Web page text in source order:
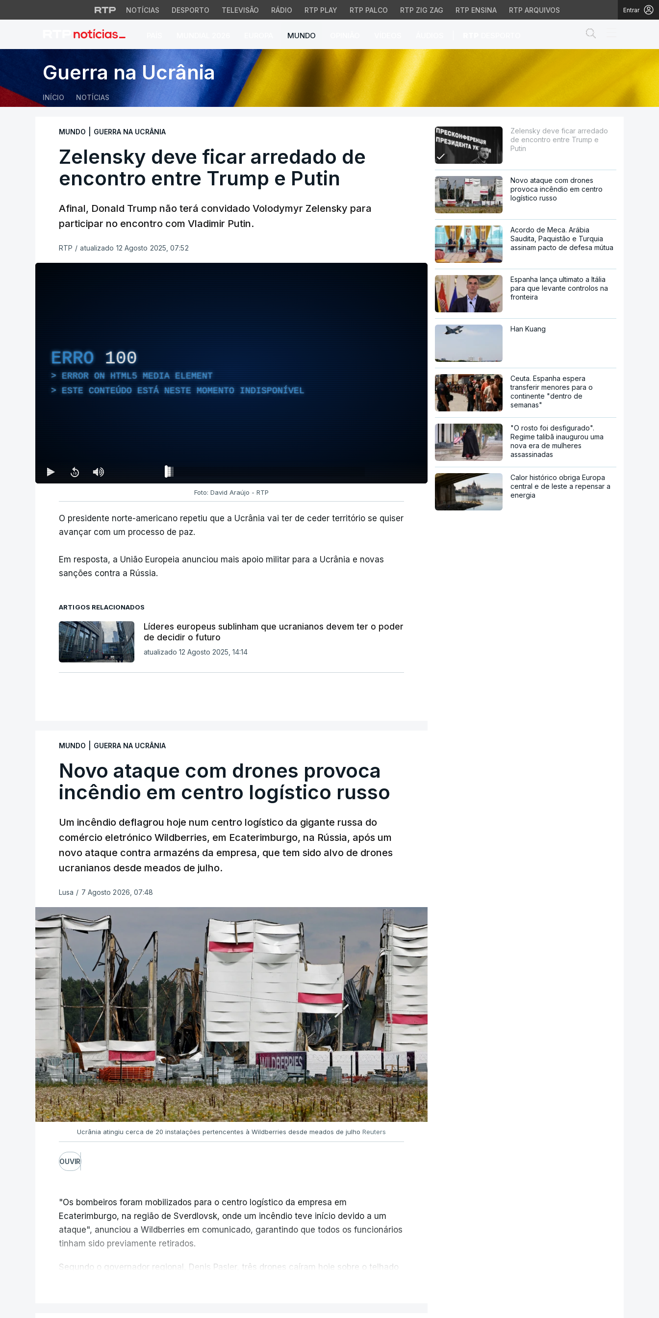
NOTÍCIAS DESPORTO TELEVISÃO RÁDIO RTP PLAY RTP PALCO RTP ZIG ZAG RTP ENSINA RTP ARQUIVOS Entrar
MUNDO
Zelensky deve ficar arredado de encontro entre Trump e Putin
Guerra na Ucrânia
INÍCIO NOTÍCIAS
MUNDO GUERRA NA UCRÂNIA
Zelensky deve ficar arredado de
encontro entre Trump e Putin
Afinal, Donald Trump não terá convidado Volodymyr Zelensky para
participar no encontro com Vladimir Putin.
RTP / atualizado 12 Agosto 2025, 07:52
ERRO 100
ERROR ON HTML5 MEDIA ELEMENT
ESTE CONTEÚDO ESTÁ NESTE MOMENTO INDISPONÍVEL
Foto: David Araújo - RTP
O presidente norte-americano repetiu que a Ucrânia vai ter de ceder território se quiser
avançar com um processo de paz.
Em resposta, a União Europeia anunciou mais apoio militar para a Ucrânia e novas
sanções contra a Rússia.
ARTIGOS RELACIONADOS
Líderes europeus sublinham que ucranianos devem ter o poder
de decidir o futuro
atualizado 12 Agosto 2025, 14:14
MUNDO GUERRA NA UCRÂNIA
Novo ataque com drones provoca
incêndio em centro logístico russo
Um incêndio deflagrou hoje num centro logístico da gigante russa do
comércio eletrónico Wildberries, em Ecaterimburgo, na Rússia, após um
novo ataque contra armazéns da empresa, que tem sido alvo de drones
ucranianos desde meados de julho.
Lusa / 7 Agosto 2026, 07:48
Ucrânia atingiu cerca de 20 instalações pertencentes à Wildberries desde meados de julho Reuters
OUVIR
"Os bombeiros foram mobilizados para o centro logístico da empresa em
Ecaterimburgo, na região de Sverdlovsk, onde um incêndio teve início devido a um
ataque", anunciou a Wildberries em comunicado, garantindo que todos os funcionários
tinham sido previamente retirados.
Segundo o governador regional, Denis Pasler, três drones caíram hoje sobre o telhado
Zelensky deve ficar arredado
de encontro entre Trump e
Putin
Novo ataque com drones
provoca incêndio em centro
logístico russo
Acordo de Meca. Arábia
Saudita, Paquistão e Turquia
assinam pacto de defesa mútua
Espanha lança ultimato a Itália
para que levante controlos na
fronteira
Han Kuang
Ceuta. Espanha espera
transferir menores para o
continente "dentro de
semanas"
"O rosto foi desfigurado".
Regime talibã inaugurou uma
nova era de mulheres
assassinadas
Calor histórico obriga Europa
central e de leste a repensar a
energia